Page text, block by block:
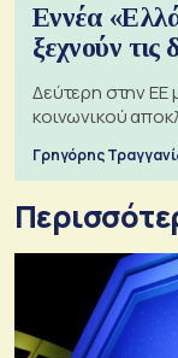
Εννέα
ξεχνούν τις
Δεύτερη στην
κοινωνικού
Γρηγόρης